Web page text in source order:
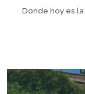
Donde hoy es